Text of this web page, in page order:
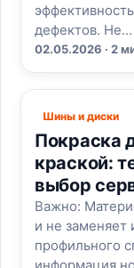
дефектов. Не…
02.05.2026 · 2
Шины и диски
Покраска
краской:
выбор
Важно:
и не заменяет
профильного